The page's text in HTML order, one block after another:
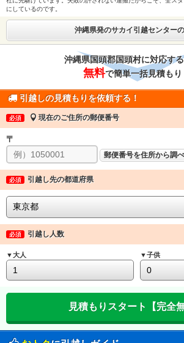
にしているのです。
沖縄県発のサカイ引越センター
沖縄県国頭郡国頭村に対応す
無料で簡単一括見積もり
引越しの見積もりを依頼する！
必須 現在のご住所の郵便番号
〒
郵便番号を住所から調
必須 引越し先の都道府県
必須 引越し人数
▼大人 ▼子供